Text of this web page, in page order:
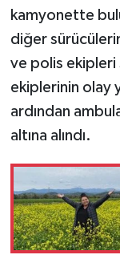
kamyonette
diğer
ve polis ekipleri
ekiplerinin olay
ardından
altına alındı.